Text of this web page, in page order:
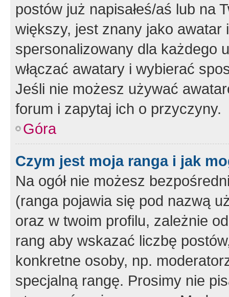
postów już napisałeś/aś lub na
większy, jest znany jako
spersonalizowany dla każdego
włączać awatary i wybierać
Jeśli nie możesz używać
forum i zapytaj ich o przyczyny.
Góra
Czym jest moja ranga i jak
Na ogół nie możesz
(ranga pojawia się pod nazwą
oraz w twoim profilu, zależnie
rang aby wskazać liczbę
konkretne osoby, np.
specjalną rangę. Prosimy nie